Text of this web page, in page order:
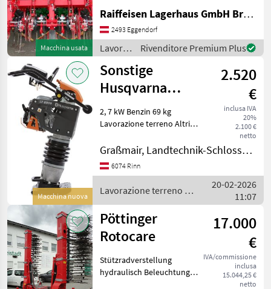
Macchina usata
2230152602;
Körperabstand: 75; Anzahl
der Körper: 6;
Klappvorrichtung: Ja;
Frontanbau: Ja; Anzahl
Raiffeisen Lagerhaus GmbH Bruck/Leitha
2493 Eggendorf
Lavorazione
terreno
/
Einböck
Rivenditore Premium Plus
Macchina nuova
Sonstige
Husqvarna
Stampfer LT6005
2.520
€
inclusa IVA
20%
2.100 €
netto
2, 7 kW Benzin 69 kg
Lavorazione terreno Altri
terreno
Graßmair, Landtechnik-Schlosserei GmbH
6074 Rinn
Lavorazione terreno /
Sonstige
20-02-2026
11:07
Pöttinger
Rotocare
17.000
€
IVA/commissione
inclusa
15.044,25 €
netto
Stützradverstellung
hydraulisch Beleuchtung